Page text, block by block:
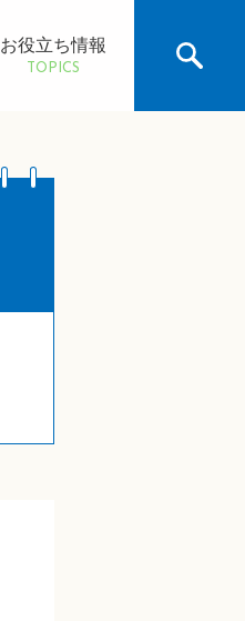
お役立ち情報
TOPICS